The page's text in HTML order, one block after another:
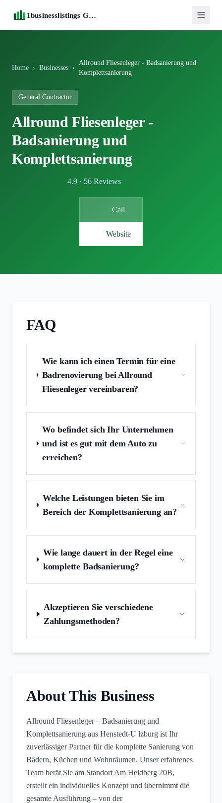
1businesslistings Guide
Home › Businesses ›
Allround Fliesenleger - Badsanierung und
Komplettsanierung
General Contractor
Allround Fliesenleger -
Badsanierung und
Komplettsanierung
4.9 · 56 Reviews
Call
Website
FAQ
Wie kann ich einen Termin für eine
Badrenovierung bei Allround
Fliesenleger vereinbaren?
Wo befindet sich Ihr Unternehmen
und ist es gut mit dem Auto zu
erreichen?
Welche Leistungen bieten Sie im
Bereich der Komplettsanierung an?
Wie lange dauert in der Regel eine
komplette Badsanierung?
Akzeptieren Sie verschiedene
Zahlungsmethoden?
About This Business
Allround Fliesenleger – Badsanierung und
Komplettsanierung aus Henstedt‑U lzburg ist Ihr
zuverlässiger Partner für die komplette Sanierung von
Bädern, Küchen und Wohnräumen. Unser erfahrenes
Team berät Sie am Standort Am Heidberg 20B,
erstellt ein individuelles Konzept und übernimmt die
gesamte Ausführung – von der